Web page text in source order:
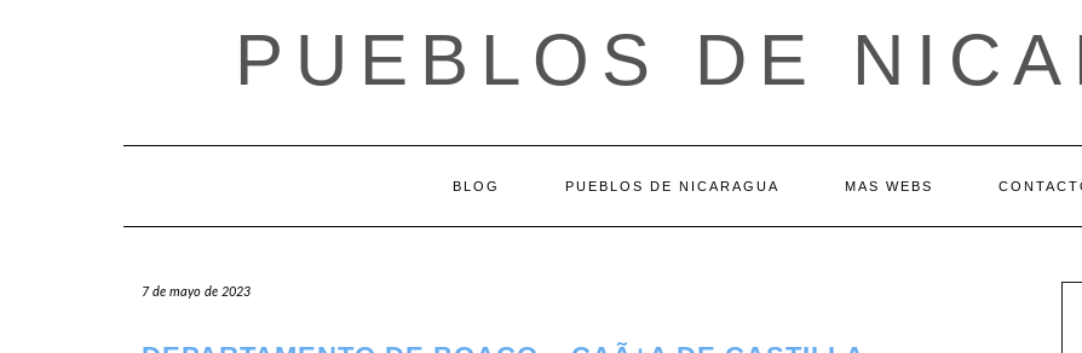
PUEBLOS DE
BLOG PUEBLOS DE NICARAGUA MAS WEBS
7 de mayo de 2023